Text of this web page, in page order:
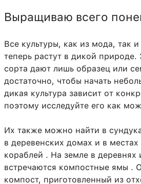
Выращиваю всего
Все культуры, как из мода, так
теперь растут в дикой
сорта дают лишь образец или
достаточно, чтобы начать
дикая культура зависит от
поэтому исследуйте его как
Их также можно найти в
в деревенских домах и в местах
кораблей . На земле в деревнях
встречаются компостные ямы .
компост, приготовленный из